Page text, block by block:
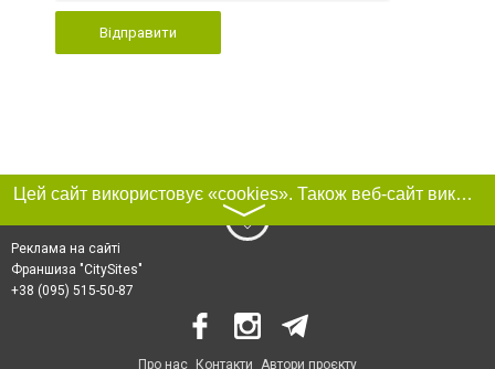
Відправити
Цей сайт використовує «cookies». Також веб-сайт використовує інтернет-сервіс для збору технічних даних стосовно відвідувачів з метою отримання маркетингової та статистичної інформації. Умови обробки даних відвідувачів сайту див.
〉
Реклама на сайті
Франшиза "CitySites"
+38 (095) 515-50-87
Про нас Контакти Автори проєкту